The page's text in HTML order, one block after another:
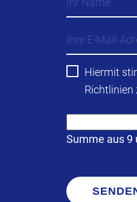
Hiermit
Richtlinien
Summe aus 9